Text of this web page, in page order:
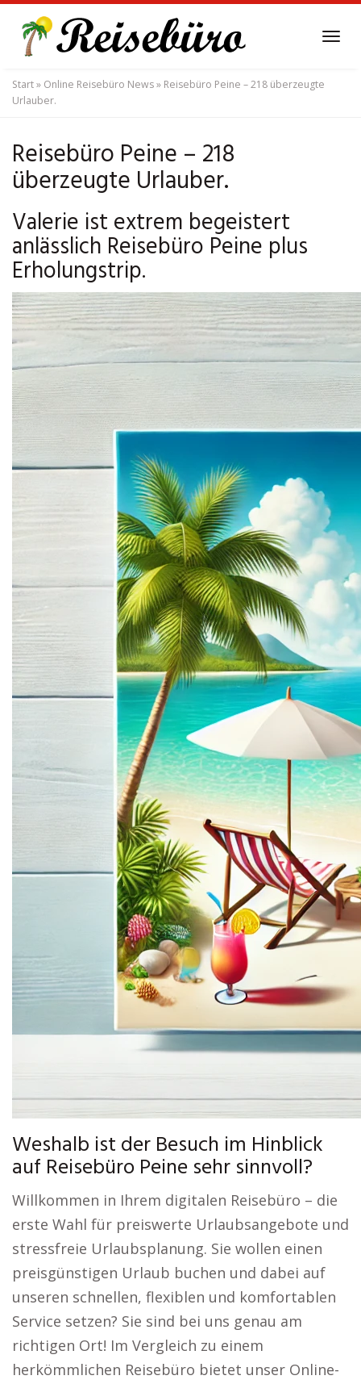
main
content
Start» Online Reisebüro News» Reisebüro Peine – 218 überzeugte
Urlauber.
Reisebüro Peine – 218
überzeugte Urlauber.
Valerie ist extrem begeistert
anlässlich Reisebüro Peine plus
Erholungstrip.
Weshalb ist der Besuch im Hinblick
auf Reisebüro Peine sehr sinnvoll?
Willkommen in Ihrem digitalen Reisebüro – die
erste Wahl für preiswerte Urlaubsangebote und
stressfreie Urlaubsplanung. Sie wollen einen
preisgünstigen Urlaub buchen und dabei auf
unseren schnellen, flexiblen und komfortablen
Service setzen? Sie sind bei uns genau am
richtigen Ort! Im Vergleich zu einem
herkömmlichen Reisebüro bietet unser Online-